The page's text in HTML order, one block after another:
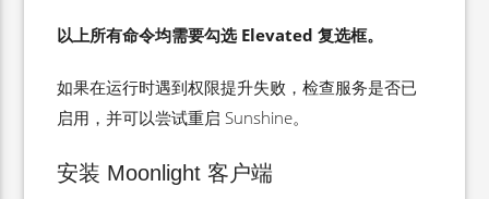
以上所有命令均需要勾选 Elevated 复选框。
如果在运行时遇到权限提升失败，检查服务是否已
启用，并可以尝试重启 Sunshine。
安装 Moonlight 客户端